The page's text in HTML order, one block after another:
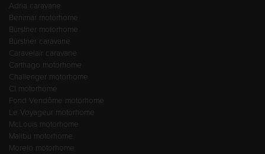
Adria caravane
Benimar motorhome
Bürstner motorhome
Bürstner caravane
Caravelair caravane
Carthago motorhome
Challenger motorhome
CI motorhome
Fond Vendôme motorhome
Le Voyageur motorhome
McLouis motorhome
Malibu motorhome
Morelo motorhome